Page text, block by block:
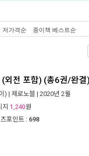
저가격순 종이책 베스트순
(외전 포함) (총6권/완결)
) | 제로노블 | 2020년 2월
1,240원
포인트 : 698